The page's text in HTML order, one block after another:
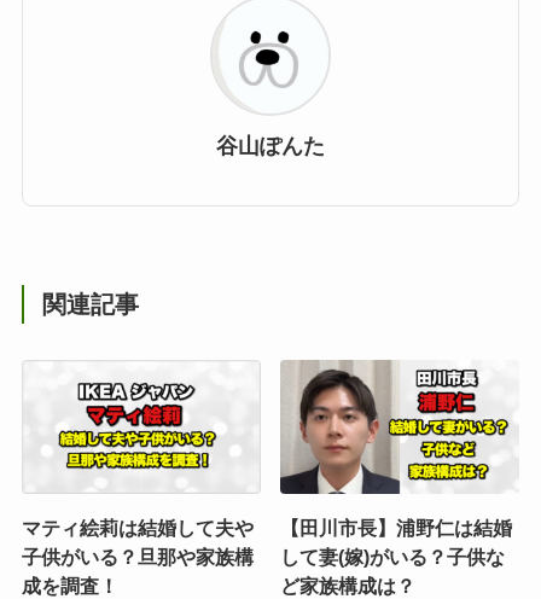
谷山ぽんた
関連記事
マティ絵莉は結婚して夫や
子供がいる？旦那や家族構
成を調査！
【田川市長】浦野仁は結婚
して妻(嫁)がいる？子供な
ど家族構成は？